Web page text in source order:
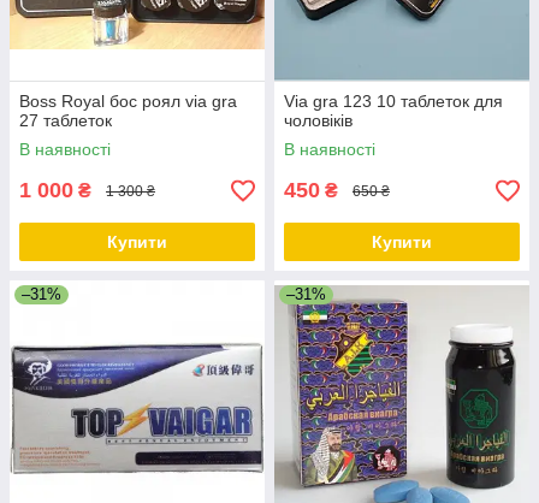
Boss Royal бос роял via gra
27 таблеток
В наявності
1 000 ₴ 1 300 ₴
Купити
Via gra 123 10 таблеток для
чоловіків
В наявності
450 ₴ 650 ₴
Купити
–31% –31%